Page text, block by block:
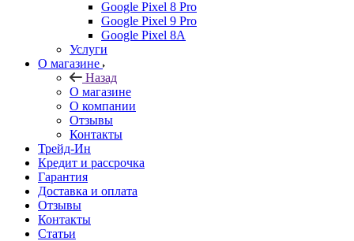
Google Pixel 8 Pro
Google Pixel 9 Pro
Google Pixel 8A
Услуги
О магазине
Назад
О магазине
О компании
Отзывы
Контакты
Трейд-Ин
Кредит и рассрочка
Гарантия
Доставка и оплата
Отзывы
Контакты
Статьи